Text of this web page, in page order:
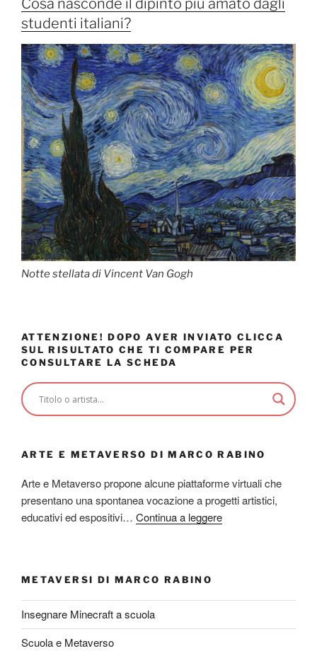
Cosa nasconde il dipinto più amato dagli
studenti italiani?
Notte stellata di Vincent Van Gogh
ATTENZIONE! DOPO AVER INVIATO CLICCA
SUL RISULTATO CHE TI COMPARE PER
CONSULTARE LA SCHEDA
ARTE E METAVERSO DI MARCO RABINO
Arte e Metaverso propone alcune piattaforme virtuali che
presentano una spontanea vocazione a progetti artistici,
educativi ed espositivi… Continua a leggere
METAVERSI DI MARCO RABINO
Insegnare Minecraft a scuola
Scuola e Metaverso